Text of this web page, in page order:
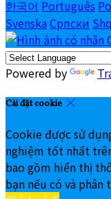
한국어 Português
Svenska Српски
Powered by
Cài đặt cookie
Cookie được sử
nghiệm tốt nhất
bao gồm hiển thị
bạn nếu có và